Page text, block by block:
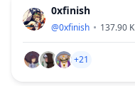
0xfinish
@0xfinish 137.90 K
+21